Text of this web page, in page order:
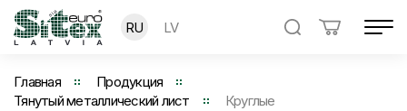
RU LV
Главная
Продукция
Тянутый металлический лист
Круглые